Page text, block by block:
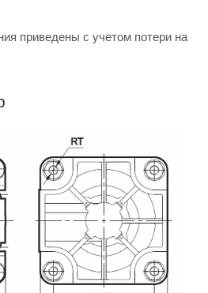
приведены с учетом потери на